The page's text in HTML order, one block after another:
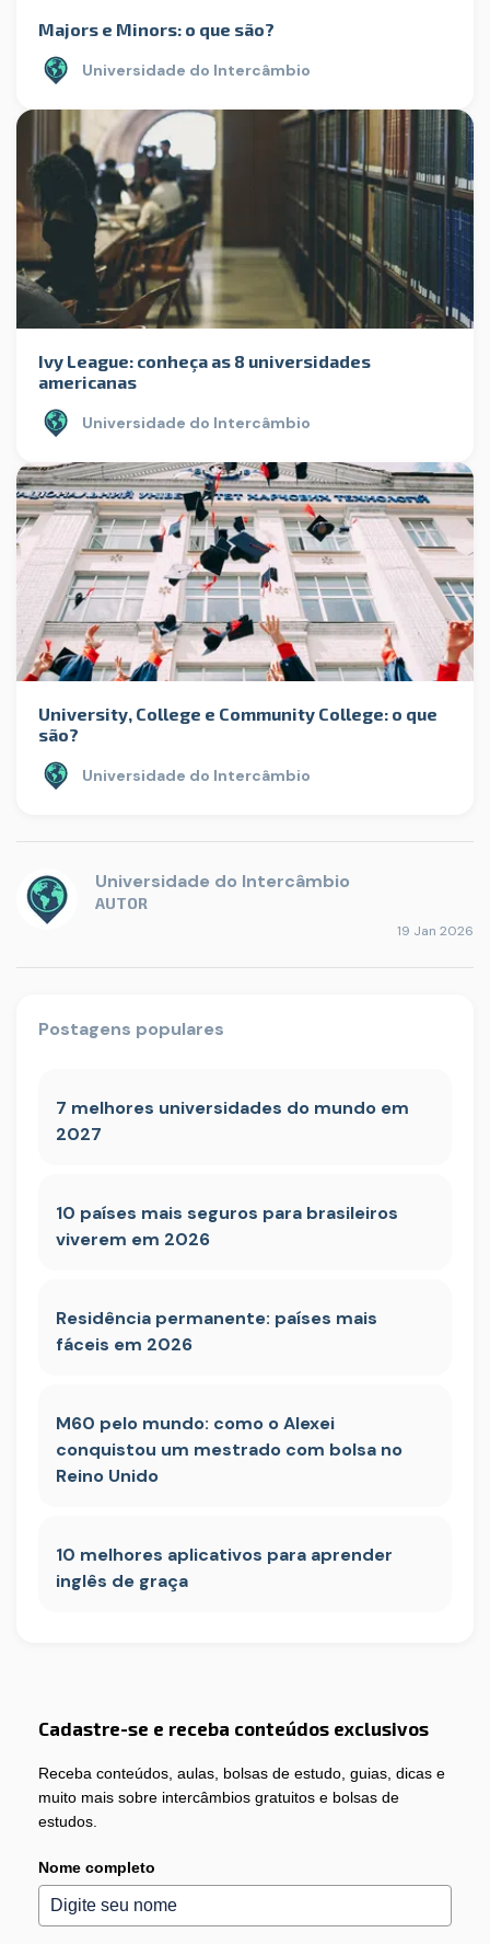
Majors e Minors: o que são?
Universidade do Intercâmbio
Ivy League: conheça as 8 universidades
americanas
Universidade do Intercâmbio
University, College e Community College: o que
são?
Universidade do Intercâmbio
Universidade do Intercâmbio
AUTOR
19 Jan 2026
Postagens populares
7 melhores universidades do mundo em
2027
10 países mais seguros para brasileiros
viverem em 2026
Residência permanente: países mais
fáceis em 2026
M60 pelo mundo: como o Alexei
conquistou um mestrado com bolsa no
Reino Unido
10 melhores aplicativos para aprender
inglês de graça
Cadastre-se e receba conteúdos exclusivos
Receba conteúdos, aulas, bolsas de estudo, guias, dicas e
muito mais sobre intercâmbios gratuitos e bolsas de
estudos.
Nome completo